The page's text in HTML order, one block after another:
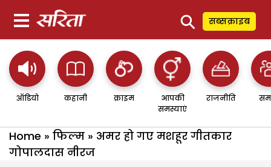
⚲ सब्सक्राइब
ऑडियो कहानी क्राइम
आपकी
समस्याएं
राजनीति
Home » फिल्म » अमर हो गए मशहूर गीतकार
गोपालदास नीरज